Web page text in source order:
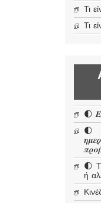
Τι
Τι
🌓
🌓
🌓
ή